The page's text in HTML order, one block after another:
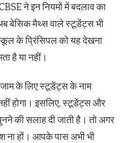
ने इन नियमों में बदलाव का
बेसिक मैथ्स वाले स्टूडेंट्स भी
के प्रिंसिपल को यह देखना
है या नहीं।
के लिए स्टूडेंट्स के नाम
होगा। इसलिए, स्टूडेंट्स और
की सलाह दी जाती है। तो अगर
ना हों। आपके पास अभी भी